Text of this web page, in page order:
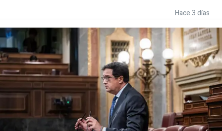
Hace 3 días